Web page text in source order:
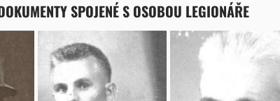
SPOJENÉ S OSOBOU LEGIONÁŘE